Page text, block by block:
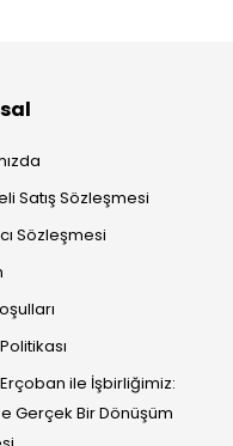
Satış Sözleşmesi
Sözleşmesi
ile İşbirliğimiz:
Gerçek Bir Dönüşüm